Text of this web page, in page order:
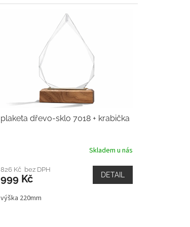
plaketa dřevo-sklo 7018 + krabička
Skladem u nás
826 Kč bez DPH
999 Kč DETAIL
výška 220mm